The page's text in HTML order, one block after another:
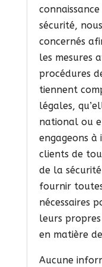
sécurité,
concernés
les mesures
procédures
tiennent
légales,
national ou
engageons
clients de
de la
fournir
nécessaires
leurs
en matière
Aucune